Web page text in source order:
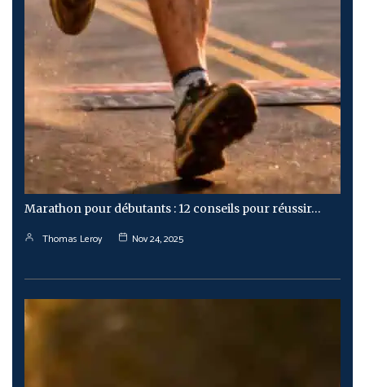
Marathon pour débutants : 12 conseils pour réussir…
Thomas Leroy Nov 24, 2025